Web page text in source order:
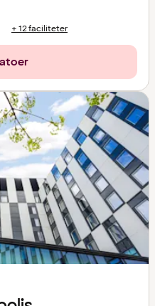
+ 12 faciliteter